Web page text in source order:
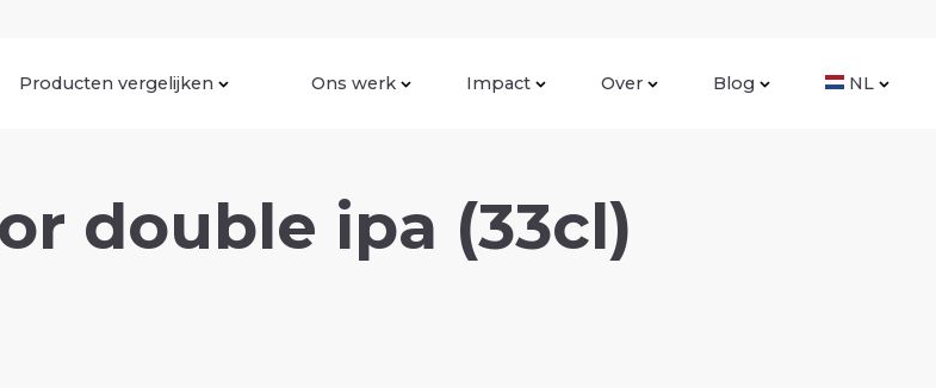
Producten vergelijken Ons werk Impact Over Blog NL
double ipa (33cl)